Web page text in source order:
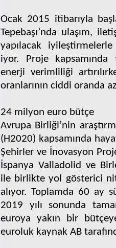
Ocak 2015 itibarıyla
Tepebaşı’nda ulaşım,
yapılacak
iyor. Proje kapsamında
enerji verimliliği
oranlarının ciddi oranda
24 milyon euro bütçe
Avrupa Birliği’nin
(H2020) kapsamında
Şehirler ve İnovasyon
İspanya Valladolid ve
ile birlikte yol gösterici
alıyor. Toplamda 60 ay
2019 yılı sonunda
euroya yakın bir
euroluk kaynak AB